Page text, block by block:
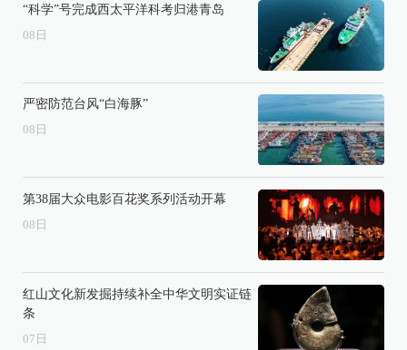
“科学”号完成西太平洋科考归港青岛
08 日
严密防范台风“白海豚”
08 日
第38届大众电影百花奖系列活动开幕
08 日
红山文化新发掘持续补全中华文明实证链
条
07 日